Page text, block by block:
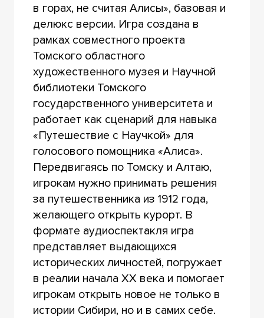
в горах, не считая Алисы», базовая и
делюкс версии. Игра создана в
рамках совместного проекта
Томского областного
художественного музея и Научной
библиотеки Томского
государственного университета и
работает как сценарий для навыка
«Путешествие с Научкой» для
голосового помощника «Алиса».
Передвигаясь по Томску и Алтаю,
игрокам нужно принимать решения
за путешественника из 1912 года,
желающего открыть курорт. В
формате аудиоспектакля игра
представляет выдающихся
исторических личностей, погружает
в реалии начала XX века и помогает
игрокам открыть новое не только в
истории Сибири, но и в самих себе.